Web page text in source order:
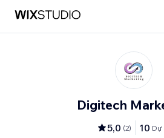
Digitech
5,0 (2) 10 Dự